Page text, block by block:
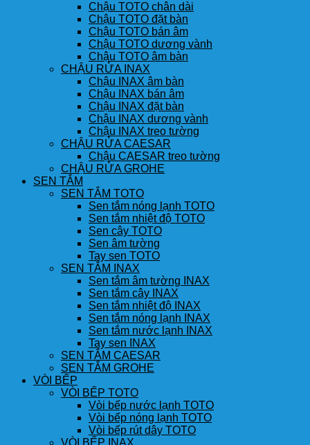
Chậu TOTO chân dài
Chậu TOTO đặt bàn
Chậu TOTO bán âm
Chậu TOTO dương vành
Chậu TOTO âm bàn
CHẬU RỬA INAX
Chậu INAX âm bàn
Chậu INAX bán âm
Chậu INAX đặt bàn
Chậu INAX dương vành
Chậu INAX treo tường
CHẬU RỬA CAESAR
Chậu CAESAR treo tường
CHẬU RỬA GROHE
SEN TẮM
SEN TẮM TOTO
Sen tắm nóng lạnh TOTO
Sen tắm nhiệt độ TOTO
Sen cây TOTO
Sen âm tường
Tay sen TOTO
SEN TẮM INAX
Sen tắm âm tường INAX
Sen tắm cây INAX
Sen tắm nhiệt độ INAX
Sen tắm nóng lạnh INAX
Sen tắm nước lạnh INAX
Tay sen INAX
SEN TẮM CAESAR
SEN TẮM GROHE
VÒI BẾP
VÒI BẾP TOTO
Vòi bếp nước lạnh TOTO
Vòi bếp nóng lạnh TOTO
Vòi bếp rút dây TOTO